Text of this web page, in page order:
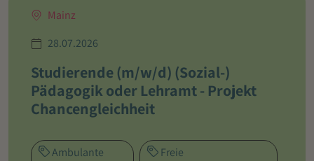
Mainz
28.07.2026
Studierende (m/w/d) (Sozial-)
Pädagogik oder Lehramt - Projekt
Chancengleichheit
Ambulante
Freie